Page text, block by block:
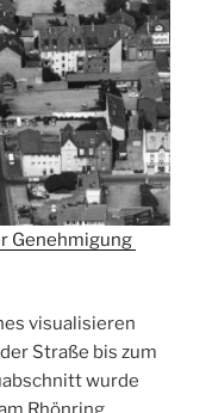
Genehmigung
visualisieren
Straße bis zum
wurde